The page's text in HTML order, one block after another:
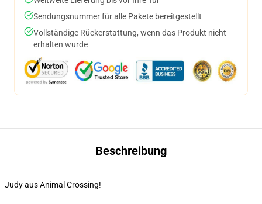
Sendungsnummer für alle Pakete bereitgestellt
Vollständige Rückerstattung, wenn das Produkt nicht
erhalten wurde
Beschreibung
Judy aus Animal Crossing!